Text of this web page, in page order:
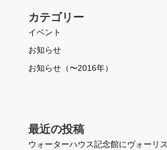
カテゴリー
イベント
お知らせ
お知らせ（〜2016年）
最近の投稿
ウォーターハウス記念館にヴォーリ